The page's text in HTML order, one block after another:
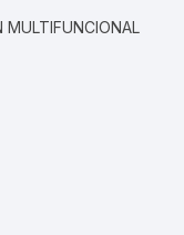
MULTIFUNCIONAL